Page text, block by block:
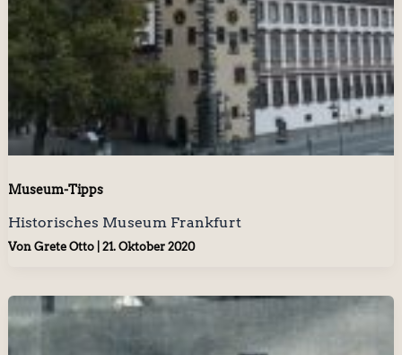
Museum-Tipps
Historisches Museum Frankfurt
Von Grete Otto 21. Oktober 2020